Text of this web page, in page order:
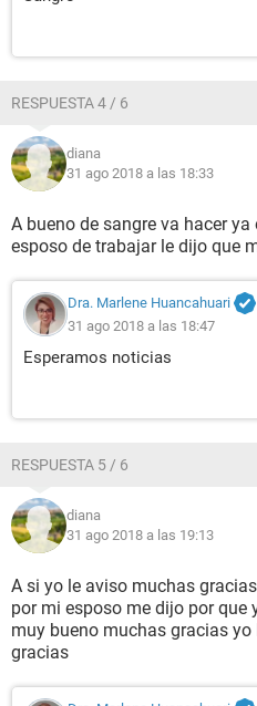
RESPUESTA 4 / 6
diana
31 ago 2018 a las 18:33
A bueno de sangre va hacer
esposo de trabajar le dijo que
Dra. Marlene Huancahuari
31 ago 2018 a las 18:47
Esperamos noticias
RESPUESTA 5 / 6
diana
31 ago 2018 a las 19:13
A si yo le aviso muchas
por mi esposo me dijo por que
muy bueno muchas gracias
gracias